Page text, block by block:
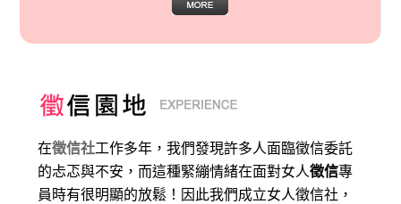
在徵信社工作多年，我們發現許多人面臨徵信委託
的忐忑與不安，而這種緊繃情緒在面對女人徵信專
員時有很明顯的放鬆！因此我們成立女人徵信社，